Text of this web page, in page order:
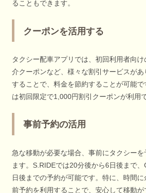
ることもできます。
クーポンを活用する
タクシー配車アプリでは、初回利用者向
介クーポンなど、様々な割引サービスがあ
することで、料金を節約することが可能
は初回限定で1,000円割引クーポンが利用
事前予約の活用
急な移動が必要な場合、事前にタクシーを
ます。S.RIDEでは20分後から6日後まで
日後までの予約が可能です。特に、時間
前予約を利用することで、安心して移動が